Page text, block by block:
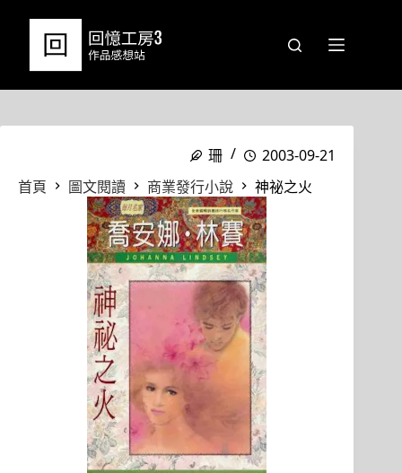
珊
2003-09-21
首頁
圖文閱讀 商業發行小說 神祕之火